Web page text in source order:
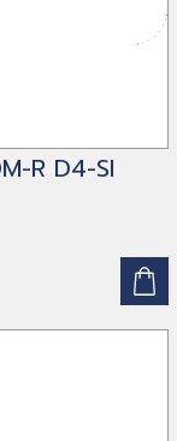
R D4-SI